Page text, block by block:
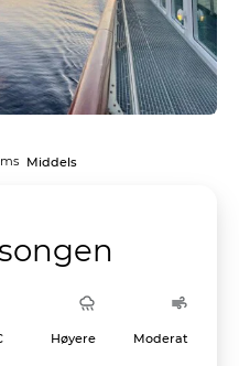
Middels
Høyere Moderat